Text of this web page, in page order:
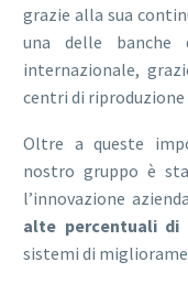
grazie alla sua
una delle
internazionale,
centri di
Oltre a queste
nostro gruppo è
l’innovazione
alte percentuali di
sistemi di